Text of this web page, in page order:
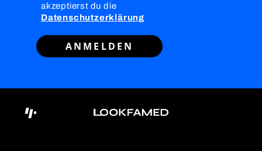
akzeptierst du die
Datenschutzerklärung
ANMELDEN